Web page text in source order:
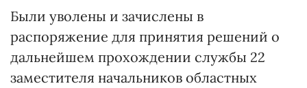
Были уволены и зачислены в
распоряжение для принятия решений о
дальнейшем прохождении службы 22
заместителя начальников областных